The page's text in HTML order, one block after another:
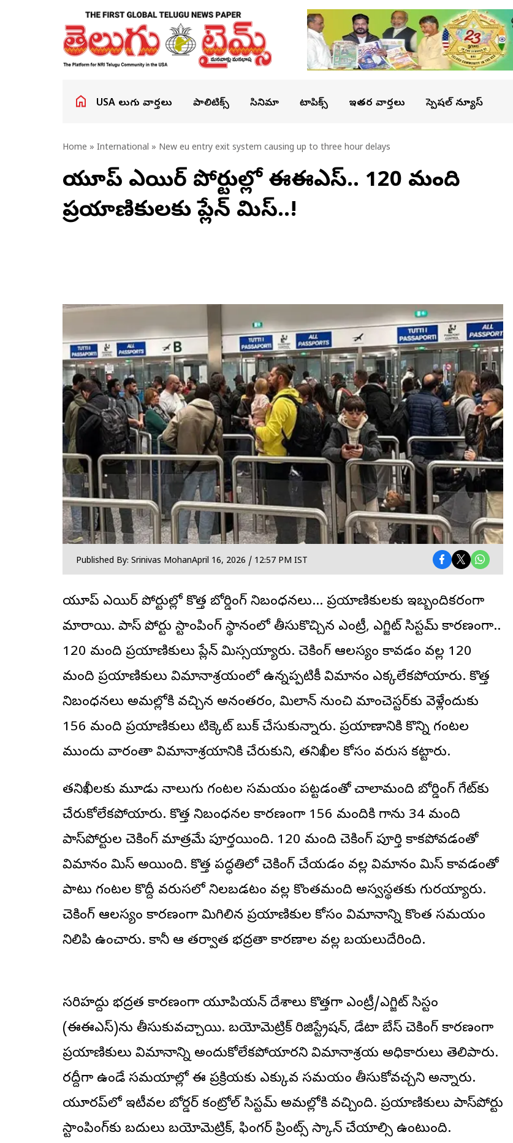
USA తెలుగు వార్తలు పాలిటిక్స్ సినిమా టాపిక్స్ ఇతర వార్తలు స్పెషల్ న్యూస్
Home » International » New eu entry exit system causing up to three hour delays
యూరోప్ ఎయిర్ పోర్టుల్లో ఈఈఎస్.. 120 మంది
ప్రయాణికులకు ప్లేన్ మిస్..!
Published By: Srinivas MohanApril 16, 2026 / 12:57 PM IST
యూరోప్ ఎయిర్ పోర్టుల్లో కొత్త బోర్డింగ్ నిబంధనలు… ప్రయాణికులకు ఇబ్బందికరంగా
మారాయి. పాస్ పోర్టు స్టాంపింగ్ స్థానంలో తీసుకొచ్చిన ఎంట్రీ, ఎగ్జిట్ సిస్టమ్ కారణంగా..
120 మంది ప్రయాణికులు ప్లేన్ మిస్సయ్యారు. చెకింగ్ ఆలస్యం కావడం వల్ల 120
మంది ప్రయాణికులు విమానాశ్రయంలో ఉన్నప్పటికీ విమానం ఎక్కలేకపోయారు. కొత్త
నిబంధనలు అమల్లోకి వచ్చిన అనంతరం, మిలాన్ నుంచి మాంచెస్టర్‌కు వెళ్లేందుకు
156 మంది ప్రయాణికులు టిక్కెట్ బుక్ చేసుకున్నారు. ప్రయాణానికి కొన్ని గంటల
ముందు వారంతా విమానాశ్రయానికి చేరుకుని, తనిఖీల కోసం వరుస కట్టారు.
తనిఖీలకు మూడు నాలుగు గంటల సమయం పట్టడంతో చాలామంది బోర్డింగ్ గేట్‌కు
చేరుకోలేకపోయారు. కొత్త నిబంధనల కారణంగా 156 మందికి గాను 34 మంది
పాస్‌పోర్టుల చెకింగ్ మాత్రమే పూర్తయింది. 120 మంది చెకింగ్ పూర్తి కాకపోవడంతో
విమానం మిస్ అయింది. కొత్త పద్ధతిలో చెకింగ్ చేయడం వల్ల విమానం మిస్ కావడంతో
పాటు గంటల కొద్దీ వరుసలో నిలబడటం వల్ల కొంతమంది అస్వస్థతకు గురయ్యారు.
చెకింగ్ ఆలస్యం కారణంగా మిగిలిన ప్రయాణికుల కోసం విమానాన్ని కొంత సమయం
నిలిపి ఉంచారు. కానీ ఆ తర్వాత భద్రతా కారణాల వల్ల బయలుదేరింది.
సరిహద్దు భద్రత కారణంగా యూరోపియన్ దేశాలు కొత్తగా ఎంట్రీ/ఎగ్జిట్ సిస్టం
(ఈఈఎస్)ను తీసుకువచ్చాయి. బయోమెట్రిక్ రిజిస్ట్రేషన్, డేటా బేస్ చెకింగ్ కారణంగా
ప్రయాణికులు విమానాన్ని అందుకోలేకపోయారని విమానాశ్రయ అధికారులు తెలిపారు.
రద్దీగా ఉండే సమయాల్లో ఈ ప్రక్రియకు ఎక్కువ సమయం తీసుకోవచ్చని అన్నారు.
యూరప్‌లో ఇటీవల బోర్డర్ కంట్రోల్ సిస్టమ్ అమల్లోకి వచ్చింది. ప్రయాణికులు పాస్‌పోర్టు
స్టాంపింగ్‌కు బదులు బయోమెట్రిక్, ఫింగర్ ప్రింట్స్ స్కాన్ చేయాల్సి ఉంటుంది.